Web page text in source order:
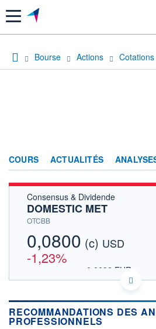
Menu
Bourse Actions Cotations
COURS ACTUALITÉS
Consensus & Dividende
DOMESTIC MET
OTCBB
0,0800 (c) USD
-1,23%
0,0692 EUR
DONNÉES TEMPS DIFFÉRÉ
Politique d'exécution
Cotation sur les autres places
RECOMMANDATIONS DES
PROFESSIONNELS